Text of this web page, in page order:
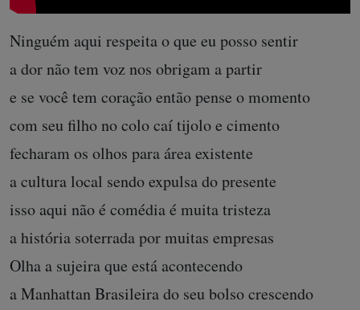
Ninguém aqui respeita o que eu posso sentir
a dor não tem voz nos obrigam a partir
e se você tem coração então pense o momento
com seu filho no colo caí tijolo e cimento
fecharam os olhos para área existente
a cultura local sendo expulsa do presente
isso aqui não é comédia é muita tristeza
a história soterrada por muitas empresas
Olha a sujeira que está acontecendo
a Manhattan Brasileira do seu bolso crescendo